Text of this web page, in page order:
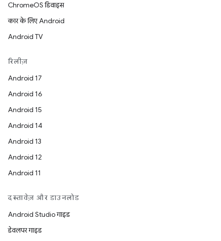
ChromeOS डिवाइस
कार के लिए Android
Android TV
रिलीज़
Android 17
Android 16
Android 15
Android 14
Android 13
Android 12
Android 11
दस्तावेज़ और डाउनलोड
Android Studio गाइड
डेवलपर गाइड